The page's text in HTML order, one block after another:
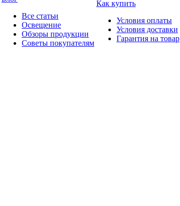
Все статьи
Освещение
Обзоры продукции
Советы покупателям
Как купить
Условия оплаты
Условия доставки
Гарантия на товар